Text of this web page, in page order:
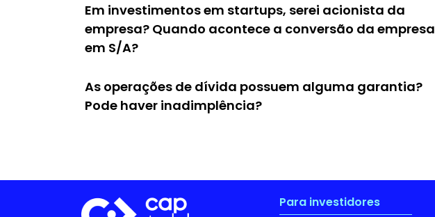
Em investimentos em startups, serei acionista da
empresa? Quando acontece a conversão da empresa
em S/A?
As operações de dívida possuem alguma garantia?
Pode haver inadimplência?
Para investidores